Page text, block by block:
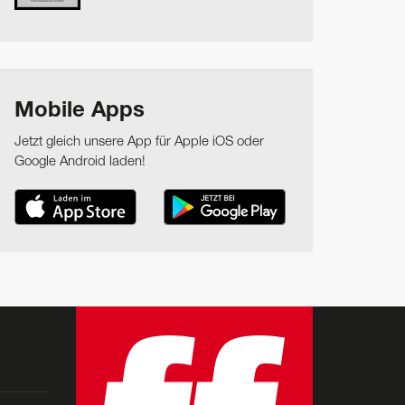
Mobile Apps
Jetzt gleich unsere App für Apple iOS oder
Google Android laden!